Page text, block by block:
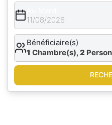
11/08/2026
Bénéficiaire(s)
1 Chambre(s),2